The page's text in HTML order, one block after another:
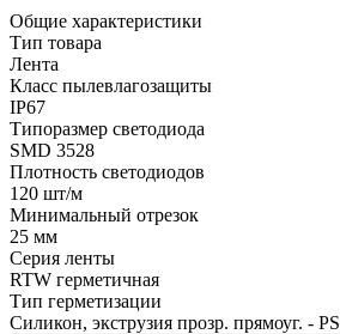
Общие характеристики
Тип товара
Лента
Класс пылевлагозащиты
IP67
Типоразмер светодиода
SMD 3528
Плотность светодиодов
120 шт/м
Минимальный отрезок
25 мм
Серия ленты
RTW герметичная
Тип герметизации
Силикон, экструзия прозр. прямоуг. - PS